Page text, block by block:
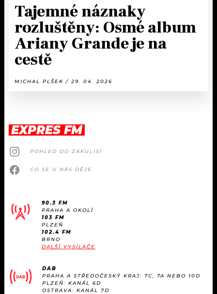
Tajemné náznaky
rozluštěny: Osmé album
Ariany Grande je na
cestě
MICHAL PLŠEK / 29. 04. 2026
EXPRES FM
POHLED DO ZÁKULISÍ
CO SE U NÁS DĚJE
90.3 FM
PRAHA A OKOLÍ
103 FM
PLZEŇ
102.4 FM
BRNO
DALŠÍ VYSÍLAČE
DAB
PRAHA A STŘEDOČESKÝ KRAJ: 7C, 7A NEBO 10D
PLZEŇ: KANÁL 6D
OSTRAVA: KANÁL 7D